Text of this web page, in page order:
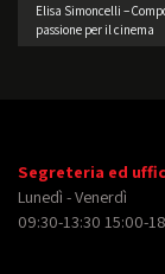
Elisa Simoncelli –
passione per il cinema
Segreteria ed
Lunedì - Venerdì
09:30-13:30 15:00-